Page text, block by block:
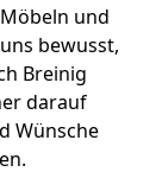
und
bewusst,
Breinig
darauf
Wünsche